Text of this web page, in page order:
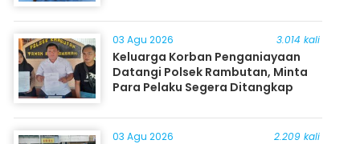
03 Agu 2026 3.014 kali
Keluarga Korban Penganiayaan
Datangi Polsek Rambutan, Minta
Para Pelaku Segera Ditangkap
03 Agu 2026 2.209 kali